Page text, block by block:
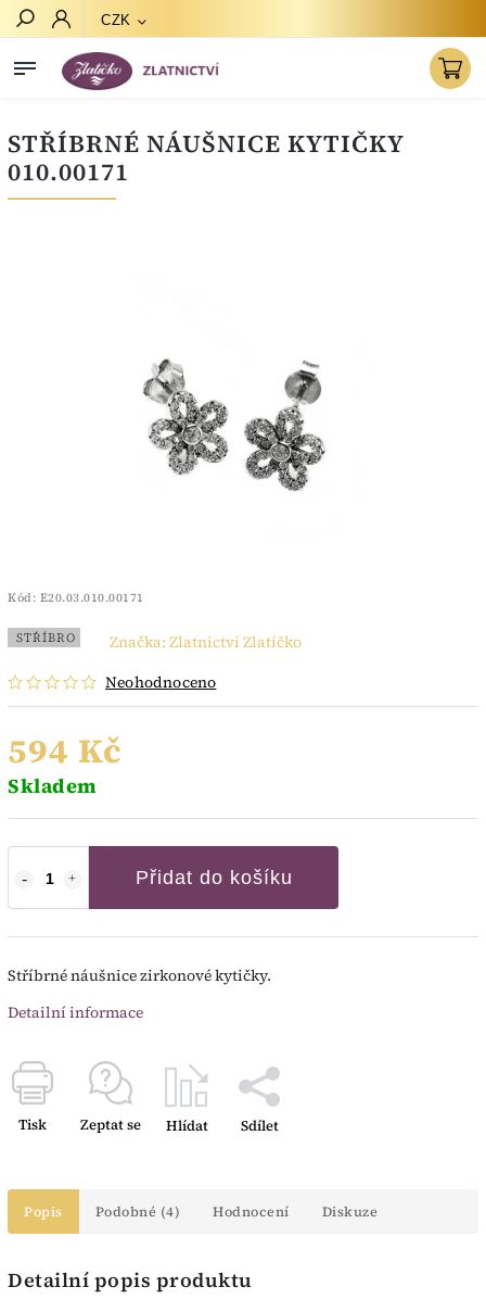
CZK
STŘÍBRNÉ NÁUŠNICE KYTIČKY
010.00171
Kód: E20.03.010.00171
STŘÍBRO
Neohodnoceno
Značka: Zlatnictví Zlatíčko
594 Kč
Skladem
Přidat do košíku
Stříbrné náušnice zirkonové kytičky.
Detailní informace
Tisk Zeptat se Hlídat Sdílet
Popis Podobné (4) Hodnocení Diskuze
Detailní popis produktu